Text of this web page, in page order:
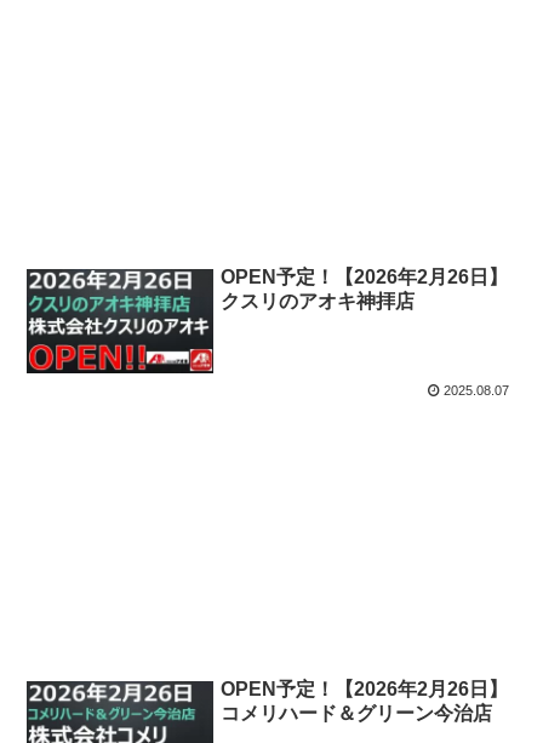
OPEN予定！【2026年2月26日】
クスリのアオキ神拝店
2025.08.07
OPEN予定！【2026年2月26日】
コメリハード＆グリーン今治店